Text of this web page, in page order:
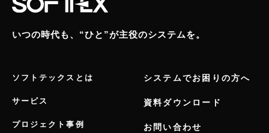
いつの時代も、“ひと”が主役のシステムを。
ソフトテックスとは
サービス
プロジェクト事例
システムでお困りの方へ
資料ダウンロード
お問い合わせ